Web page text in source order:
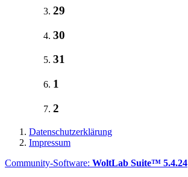
29
30
31
1
2
Datenschutzerklärung
Impressum
Community-Software: WoltLab Suite™ 5.4.24